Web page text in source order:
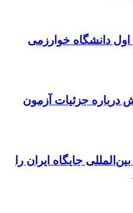
دانشگاه خوارزمی
جزئیات آزمون
جایگاه ایران را